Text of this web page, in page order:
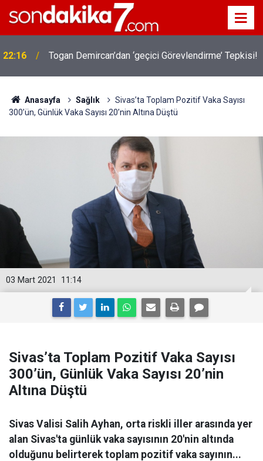
22:16 Togan Demircan’dan ‘geçici Görevlendirme’ Tepkisi!
Anasayfa Sağlık
Sivas’ta Toplam Pozitif Vaka Sayısı
300’ün, Günlük Vaka Sayısı 20’nin Altına Düştü
11:14
03 Mart 2021
Sivas’ta Toplam Pozitif Vaka Sayısı
300’ün, Günlük Vaka Sayısı 20’nin
Altına Düştü
Sivas Valisi Salih Ayhan, orta riskli iller arasında yer
alan Sivas'ta günlük vaka sayısının 20'nin altında
olduğunu belirterek toplam pozitif vaka sayının...